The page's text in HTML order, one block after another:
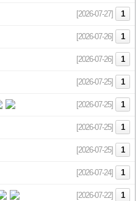
[2026-07-27] 1
[2026-07-26] 1
[2026-07-26] 1
[2026-07-25] 1
[2026-07-25] 1
[2026-07-25] 1
[2026-07-25] 1
[2026-07-24] 1
[2026-07-22] 1